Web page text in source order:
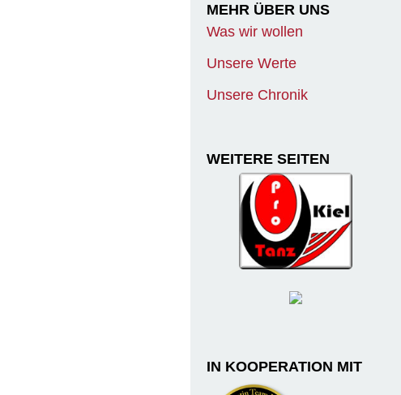
MEHR ÜBER UNS
Was wir wollen
Unsere Werte
Unsere Chronik
WEITERE SEITEN
IN KOOPERATION MIT